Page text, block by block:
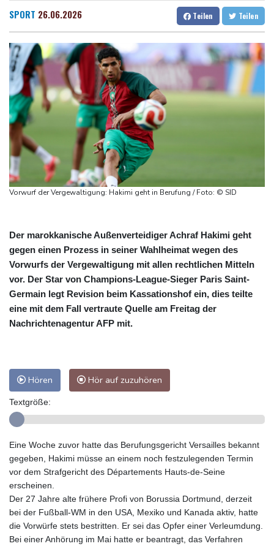
Dresden
Wien
32 °C
Salzburg
32 °C
Baden-Baden
31 °C
Verkehrsminister Bilger will Boni von Bahnmanagern an Ziele
Bericht: Trotz Sanierung nur jeder vierte Zug zwischen Hamburg
und Berlin pünktlich
FC Bayern: Kompany setzt auf Musiala
Waldbrände in Kanada: Notstand in Provinz British Columbia
ausgerufen
Verdacht auf illegales Rennen: Zwei Tote nach Motorrad-Unfall
in Köln
SPORT 26.06.2026 Teilen Teilen
Vorwurf der Vergewaltigung: Hakimi geht in Berufung / Foto: © SID
Der marokkanische Außenverteidiger Achraf Hakimi geht
gegen einen Prozess in seiner Wahlheimat wegen des
Vorwurfs der Vergewaltigung mit allen rechtlichen Mitteln
vor. Der Star von Champions-League-Sieger Paris Saint-
Germain legt Revision beim Kassationshof ein, dies teilte
eine mit dem Fall vertraute Quelle am Freitag der
Nachrichtenagentur AFP mit.
Hören Hör auf zuzuhören
Textgröße:
Eine Woche zuvor hatte das Berufungsgericht Versailles bekannt
gegeben, Hakimi müsse an einem noch festzulegenden Termin
vor dem Strafgericht des Départements Hauts-de-Seine
erscheinen.
Der 27 Jahre alte frühere Profi von Borussia Dortmund, derzeit
bei der Fußball-WM in den USA, Mexiko und Kanada aktiv, hatte
die Vorwürfe stets bestritten. Er sei das Opfer einer Verleumdung.
Bei einer Anhörung im Mai hatte er beantragt, das Verfahren